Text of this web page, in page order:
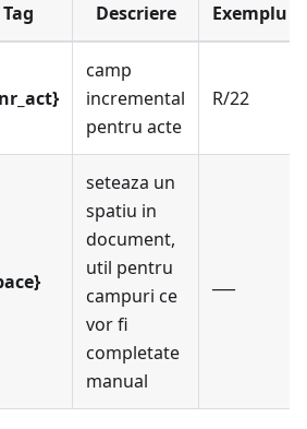
Tag Descriere Exemplu
camp
incremental
pentru acte
R/22
seteaza un
spatiu in
document,
util pentru
campuri ce
vor fi
completate
manual